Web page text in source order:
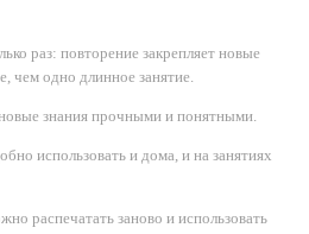
раз: повторение закрепляет новые
чем одно длинное занятие.
знания прочными и понятными.
использовать и дома, и на занятиях
распечатать заново и использовать